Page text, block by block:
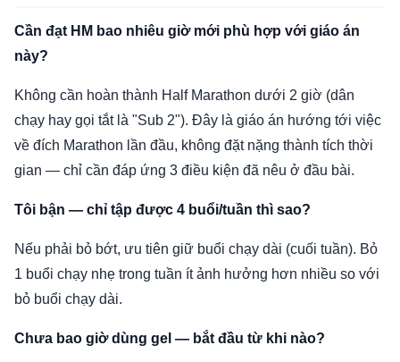
Cần đạt HM bao nhiêu giờ mới phù hợp với giáo án
này?
Không cần hoàn thành Half Marathon dưới 2 giờ (dân
chạy hay gọi tắt là "Sub 2"). Đây là giáo án hướng tới việc
về đích Marathon lần đầu, không đặt nặng thành tích thời
gian — chỉ cần đáp ứng 3 điều kiện đã nêu ở đầu bài.
Tôi bận — chỉ tập được 4 buổi/tuần thì sao?
Nếu phải bỏ bớt, ưu tiên giữ buổi chạy dài (cuối tuần). Bỏ
1 buổi chạy nhẹ trong tuần ít ảnh hưởng hơn nhiều so với
bỏ buổi chạy dài.
Chưa bao giờ dùng gel — bắt đầu từ khi nào?